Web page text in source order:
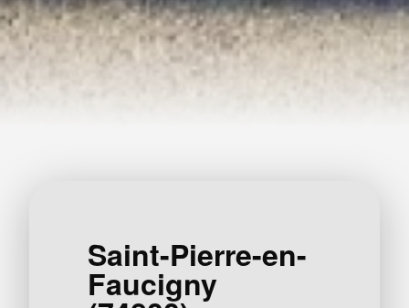
Saint-Pierre-en-
Faucigny